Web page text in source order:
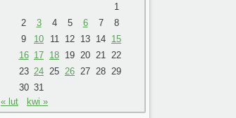
1
2
3 4 5 6 7
8
9
10 11 12 13 14 15
16 17 18 19 20 21
22
23 24 25 26 27 28 29
30 31
« lut
kwi »